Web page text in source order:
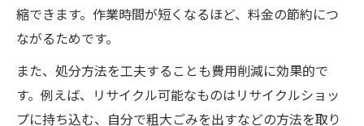
縮できます。作業時間が短くなるほど、料金の節約につ
ながるためです。
また、処分方法を工夫することも費用削減に効果的で
す。例えば、リサイクル可能なものはリサイクルショッ
プに持ち込む、自分で粗大ごみを出すなどの方法を取り